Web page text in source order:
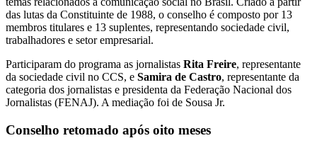
das lutas da Constituinte de 1988, o conselho é composto por 13
membros titulares e 13 suplentes, representando sociedade civil,
trabalhadores e setor empresarial.
Participaram do programa as jornalistas Rita Freire, representante
da sociedade civil no CCS, e Samira de Castro, representante da
categoria dos jornalistas e presidenta da Federação Nacional dos
Jornalistas (FENAJ). A mediação foi de Sousa Jr.
Conselho retomado após oito meses